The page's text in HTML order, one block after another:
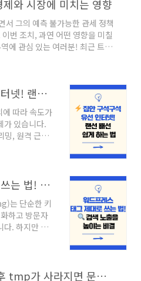
대한 답을 찾기 위해 다양한 성
검사마다 초점이 다르다는 사
는 정신 병리 평가에 더 초점을
질과 성격 발달을 분석하는 데..
와 시장에 미치는 영향
서 그의 예측 불가능한 관세 정책
번 조치, 과연 어떤 영향을 미칠
에 관심 있는 여러분! 최근 트럼
러싼 논란의 중심에 섰습니다.
에 포함된 제품에 대한 관
그의 '오락가락'하는 결정이 시
러한 불확실성이 경제와 금융 시
께 알아보겠습니다.목차1. 트럼프
? 2. 시장과 기업들의 반응 3. 글
와 트럼프 관세의 충돌 5. 향후
자자..
⚡ 집안 구석구석 유선 인터넷! 랜선 배선 쉽게 하는 법
따라 속도가
가 있습니다.
밍, 원격 근무
필수적이죠.
책이 될 수 있
으며, 지연
깔끔한 정리
게나 연결하
네트워크 구
의 각 방에 랜
차유선..
워드프레스 태그 제대로 쓰는 법! 🔍 검색 노출을 높이는 비결
는 단순한 키
하고 방문자
다. 하지만 많
SEO에 악영
율적으로 만
설정하면 트
std::move(tmp) 사용 후 tmp가 사라지면 문제가 없을까?